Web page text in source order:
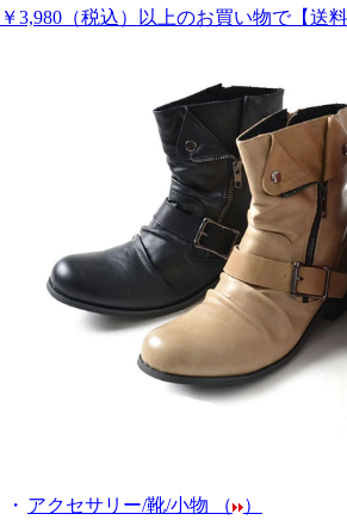
￥3,980（税込）以上のお買い物で【送料
・ アクセサリー/靴/小物 （ ）